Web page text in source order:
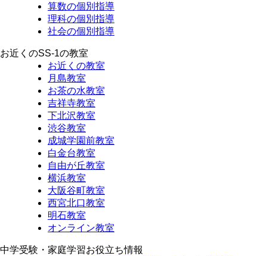
算数の個別指導
理科の個別指導
社会の個別指導
お近くのSS-1の教室
お近くの教室
月島教室
お茶の水教室
吉祥寺教室
下北沢教室
渋谷教室
成城学園前教室
白金台教室
自由が丘教室
横浜教室
大阪谷町教室
西宮北口教室
明石教室
オンライン教室
中学受験・家庭学習お役立ち情報